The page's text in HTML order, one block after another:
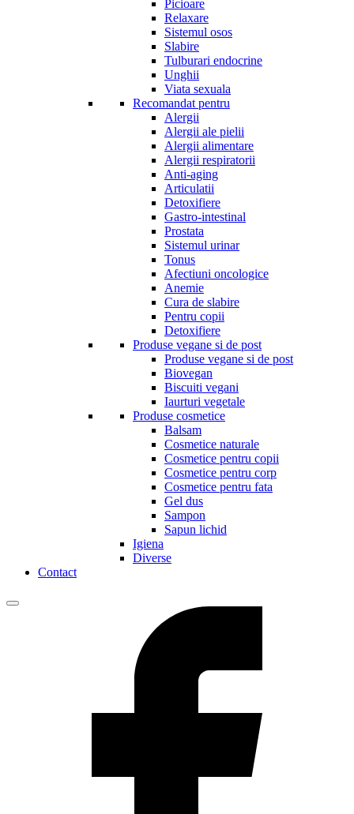
Picioare
Relaxare
Sistemul osos
Slabire
Tulburari endocrine
Unghii
Viata sexuala
Recomandat pentru
Alergii
Alergii ale pielii
Alergii alimentare
Alergii respiratorii
Anti-aging
Articulatii
Detoxifiere
Gastro-intestinal
Prostata
Sistemul urinar
Tonus
Afectiuni oncologice
Anemie
Cura de slabire
Pentru copii
Detoxifiere
Produse vegane si de post
Produse vegane si de post
Biovegan
Biscuiti vegani
Iaurturi vegetale
Produse cosmetice
Balsam
Cosmetice naturale
Cosmetice pentru copii
Cosmetice pentru corp
Cosmetice pentru fata
Gel dus
Sampon
Sapun lichid
Igiena
Diverse
Contact